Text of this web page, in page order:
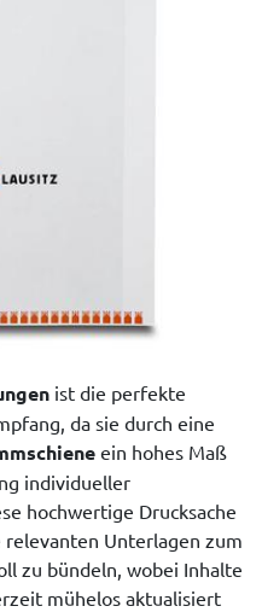
ist die perfekte
da sie durch eine
ein hohes Maß
individueller
hochwertige Drucksache
Unterlagen zum
zu bündeln, wobei Inhalte
mühelos aktualisiert